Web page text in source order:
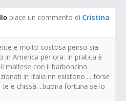
piace un commento di Cristina
e molto costosa penso sia
in America per ora. In pratica è
maltese con il barboncino.
in Italia nn esistono ... forse
e chissà ...buona fortuna se lo